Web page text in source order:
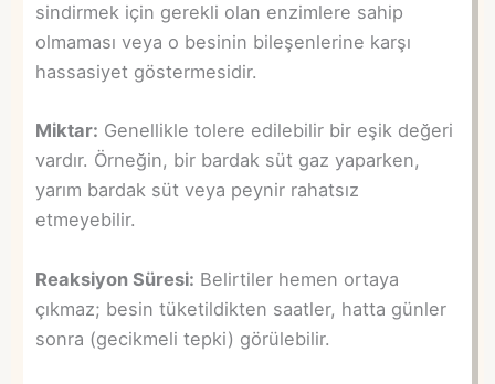
sindirmek için gerekli olan enzimlere sahip
olmaması veya o besinin bileşenlerine karşı
hassasiyet göstermesidir.
Miktar: Genellikle tolere edilebilir bir eşik değeri
vardır. Örneğin, bir bardak süt gaz yaparken,
yarım bardak süt veya peynir rahatsız
etmeyebilir.
Reaksiyon Süresi: Belirtiler hemen ortaya
çıkmaz; besin tüketildikten saatler, hatta günler
sonra (gecikmeli tepki) görülebilir.